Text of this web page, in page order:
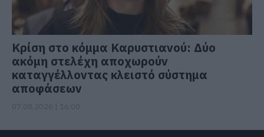
Κρίση στο κόμμα Καρυστιανού: Δύο
ακόμη στελέχη αποχωρούν
καταγγέλλοντας κλειστό σύστημα
αποφάσεων